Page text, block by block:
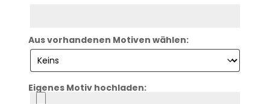
Aus vorhandenen Motiven wählen:
Eigenes Motiv hochladen:
Logo